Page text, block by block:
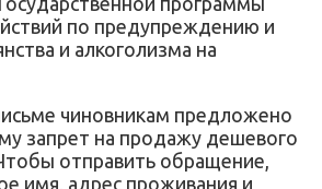
по предупреждению и
и алкоголизма на
чиновникам предложено
запрет на продажу дешевого
отправить обращение,
имя, адрес проживания и